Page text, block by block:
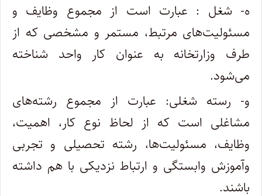
ه- شغل : عبارت است از مجموع وظایف و
مسئولیت‌های مرتبط، مستمر و مشخصی که از
طرف وزارتخانه به عنوان کار واحد شناخته
می‌شود.
‌و- رسته شغلی: عبارت از مجموع رشته‌های
مشاغلی است که از لحاظ نوع کار، اهمیت،
وظایف، مسئولیت‌ها، رشته تحصیلی و تجربی
و‌آموزش وابستگی و ارتباط نزدیکی با هم داشته
باشند.